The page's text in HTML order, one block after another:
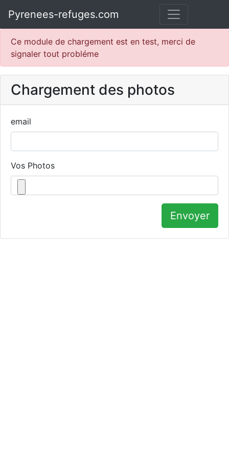
Pyrenees-refuges.com
Ce module de chargement est en test, merci de
signaler tout probléme
Chargement des photos
email
Vos Photos
Envoyer